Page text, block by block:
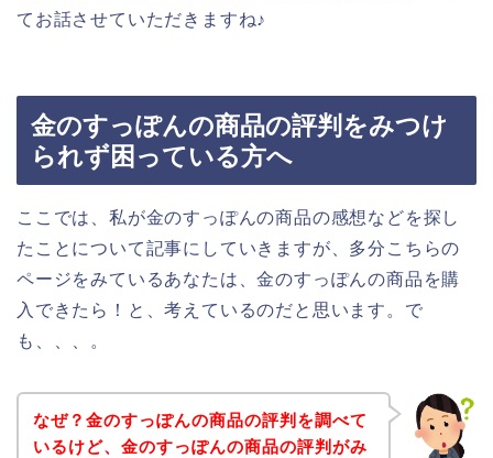
てお話させていただきますね♪
金のすっぽんの商品の評判をみつけ
られず困っている方へ
ここでは、私が金のすっぽんの商品の感想などを探し
たことについて記事にしていきますが、多分こちらの
ページをみているあなたは、金のすっぽんの商品を購
入できたら！と、考えているのだと思います。で
も、、、。
なぜ？金のすっぽんの商品の評判を調べて
いるけど、金のすっぽんの商品の評判がみ